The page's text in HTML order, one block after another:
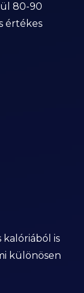
80-90
értékes
kalóriából is
különösen